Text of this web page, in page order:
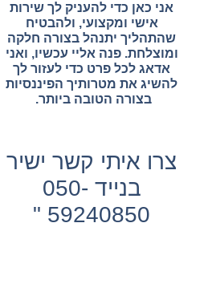
אני כאן כדי להעניק לך שירות
אישי ומקצועי, ולהבטיח
שהתהליך יתנהל בצורה חלקה
ומוצלחת. פנה אליי עכשיו, ואני
אדאג לכל פרט כדי לעזור לך
להשיג את מטרותיך הפיננסיות
בצורה הטובה ביותר.
צרו איתי קשר ישיר
בנייד 050-
59240850 "